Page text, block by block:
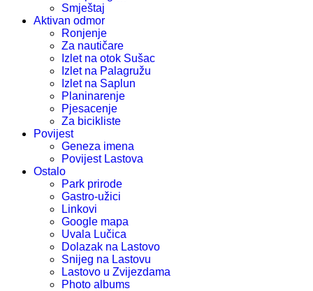
Smještaj
Aktivan odmor
Ronjenje
Za nautičare
Izlet na otok Sušac
Izlet na Palagružu
Izlet na Saplun
Planinarenje
Pjesacenje
Za bicikliste
Povijest
Geneza imena
Povijest Lastova
Ostalo
Park prirode
Gastro-užici
Linkovi
Google mapa
Uvala Lučica
Dolazak na Lastovo
Snijeg na Lastovu
Lastovo u Zvijezdama
Photo albums